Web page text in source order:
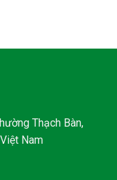
Thạch Bàn,
Nam